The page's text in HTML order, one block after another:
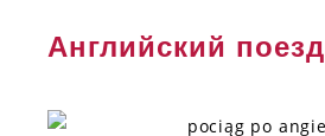
Английский поезд